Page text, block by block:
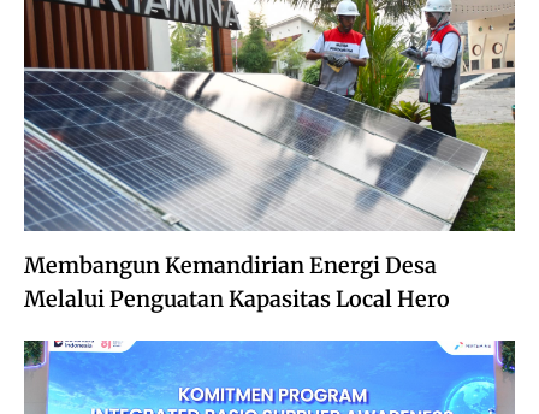
Membangun Kemandirian Energi Desa
Melalui Penguatan Kapasitas Local Hero